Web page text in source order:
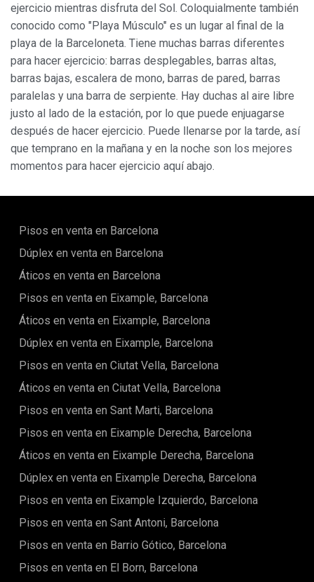
ejercicio mientras disfruta del Sol. Coloquialmente también
conocido como "Playa Músculo" es un lugar al final de la
playa de la Barceloneta. Tiene muchas barras diferentes
para hacer ejercicio: barras desplegables, barras altas,
barras bajas, escalera de mono, barras de pared, barras
paralelas y una barra de serpiente. Hay duchas al aire libre
justo al lado de la estación, por lo que puede enjuagarse
después de hacer ejercicio. Puede llenarse por la tarde, así
que temprano en la mañana y en la noche son los mejores
momentos para hacer ejercicio aquí abajo.
Pisos en venta en Barcelona
Dúplex en venta en Barcelona
Áticos en venta en Barcelona
Pisos en venta en Eixample, Barcelona
Áticos en venta en Eixample, Barcelona
Dúplex en venta en Eixample, Barcelona
Pisos en venta en Ciutat Vella, Barcelona
Áticos en venta en Ciutat Vella, Barcelona
Pisos en venta en Sant Marti, Barcelona
Pisos en venta en Eixample Derecha, Barcelona
Áticos en venta en Eixample Derecha, Barcelona
Dúplex en venta en Eixample Derecha, Barcelona
Pisos en venta en Eixample Izquierdo, Barcelona
Pisos en venta en Sant Antoni, Barcelona
Pisos en venta en Barrio Gótico, Barcelona
Pisos en venta en El Born, Barcelona